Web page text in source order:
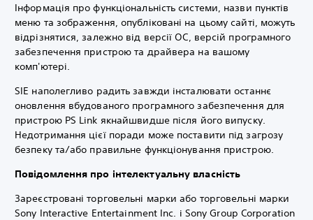
Інформація про функціональність системи, назви пунктів
меню та зображення, опубліковані на цьому сайті, можуть
відрізнятися, залежно від версії ОС, версій програмного
забезпечення пристрою та драйвера на вашому
комп'ютері.
SIE наполегливо радить завжди інсталювати останнє
оновлення вбудованого програмного забезпечення для
пристрою PS Link якнайшвидше після його випуску.
Недотримання цієї поради може поставити під загрозу
безпеку та/або правильне функціонування пристрою.
Повідомлення про інтелектуальну власність
Зареєстровані торговельні марки або торговельні марки
Sony Interactive Entertainment Inc. і Sony Group Corporation